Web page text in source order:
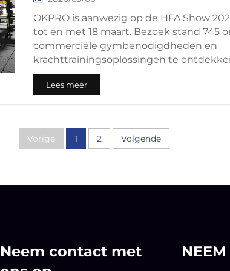
OKPRO is aanwezig op de HFA Show
tot en met 18 maart. Bezoek stand 745
commerciële gymbenodigdheden en
krachttrainingsoplossingen te
Lees meer
Vorige 1 2 Volgende
Neem contact met